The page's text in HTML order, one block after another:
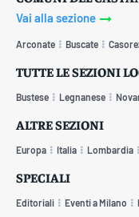
Vai alla sezione
Arconate Buscate
TUTTE LE SEZIONI
Bustese Legnanese
ALTRE SEZIONI
Europa Italia Lombardia
SPECIALI
Editoriali Eventi a Milano